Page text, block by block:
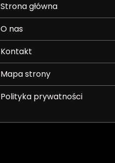
Strona główna
O nas
Kontakt
Mapa strony
Polityka prywatności